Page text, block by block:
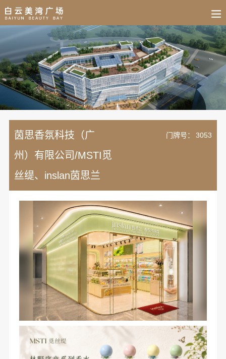
茵思香氛科技（广
州）有限公司/MSTI觅
丝缇、inslan茵思兰
门牌号： 3053